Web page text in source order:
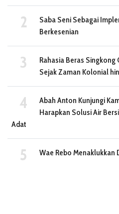
Saba Seni Sebagai
Berkesenian
Rahasia Beras Singkong
Sejak Zaman Kolonial
Abah Anton Kunjungi
Harapkan Solusi Air
Adat
Wae Rebo Menaklukkan